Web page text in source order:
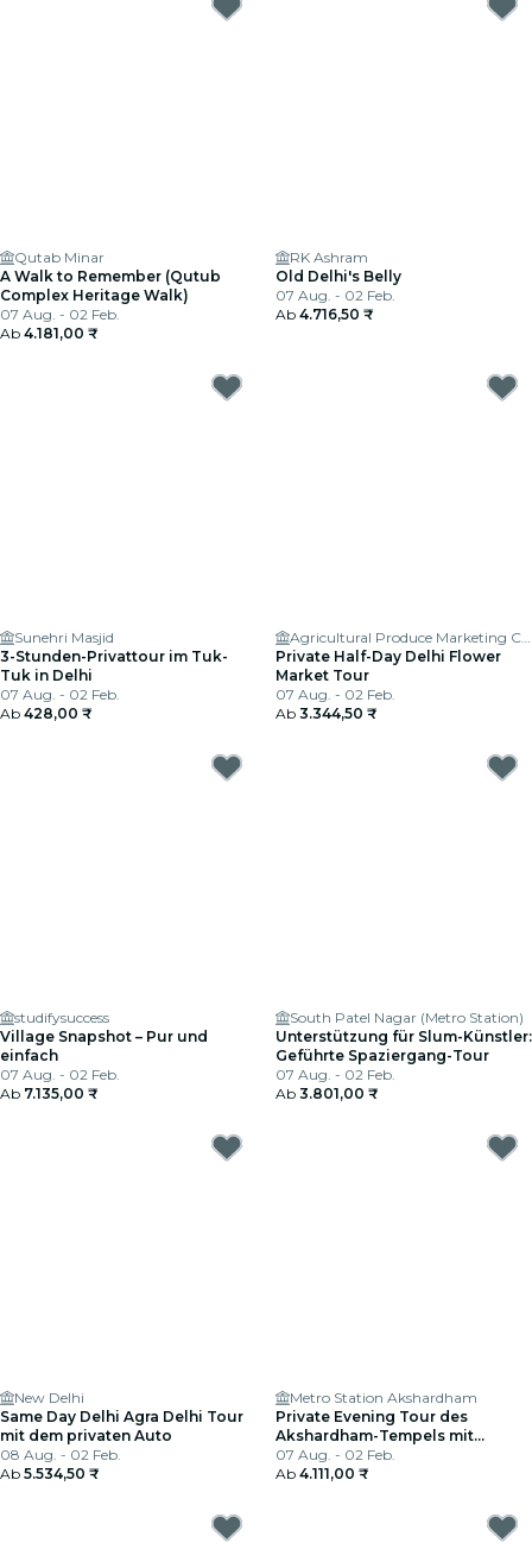
Qutab Minar
A Walk to Remember (Qutub
Complex Heritage Walk)
07 Aug. - 02 Feb.
Ab 4.181,00 ₹
RK Ashram
Old Delhi's Belly
07 Aug. - 02 Feb.
Ab 4.716,50 ₹
Sunehri Masjid
3-Stunden-Privattour im Tuk-
Tuk in Delhi
07 Aug. - 02 Feb.
Ab 428,00 ₹
Agricultural Produce Marketing Committee
Private Half-Day Delhi Flower
Market Tour
07 Aug. - 02 Feb.
Ab 3.344,50 ₹
studifysuccess
Village Snapshot – Pur und
einfach
07 Aug. - 02 Feb.
Ab 7.135,00 ₹
South Patel Nagar (Metro Station)
Unterstützung für Slum-Künstler:
Geführte Spaziergang-Tour
07 Aug. - 02 Feb.
Ab 3.801,00 ₹
New Delhi
Same Day Delhi Agra Delhi Tour
mit dem privaten Auto
08 Aug. - 02 Feb.
Ab 5.534,50 ₹
Metro Station Akshardham
Private Evening Tour des
Akshardham-Tempels mit
Musikalischem Brunnen Show
07 Aug. - 02 Feb.
Ab 4.111,00 ₹